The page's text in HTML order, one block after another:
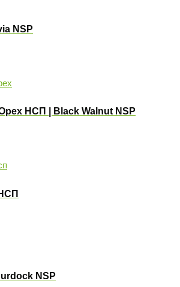
NSP
НСП | Black Walnut NSP
NSP